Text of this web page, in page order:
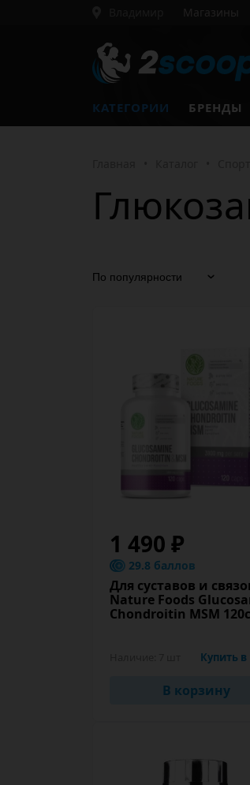
Магазины
КАТЕГОРИИ БРЕНДЫ
1 490 ₽
29.8 баллов
Для суставов и
Nature Foods
Chondroitin MSM
Купить в
В корзину